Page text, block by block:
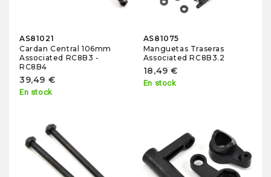
AS81021
Cardan Central 106mm
Associated RC8B3 -
RC8B4
39,49 €
En stock
AS81075
Manguetas Traseras
Associated RC8B3.2
18,49 €
En stock